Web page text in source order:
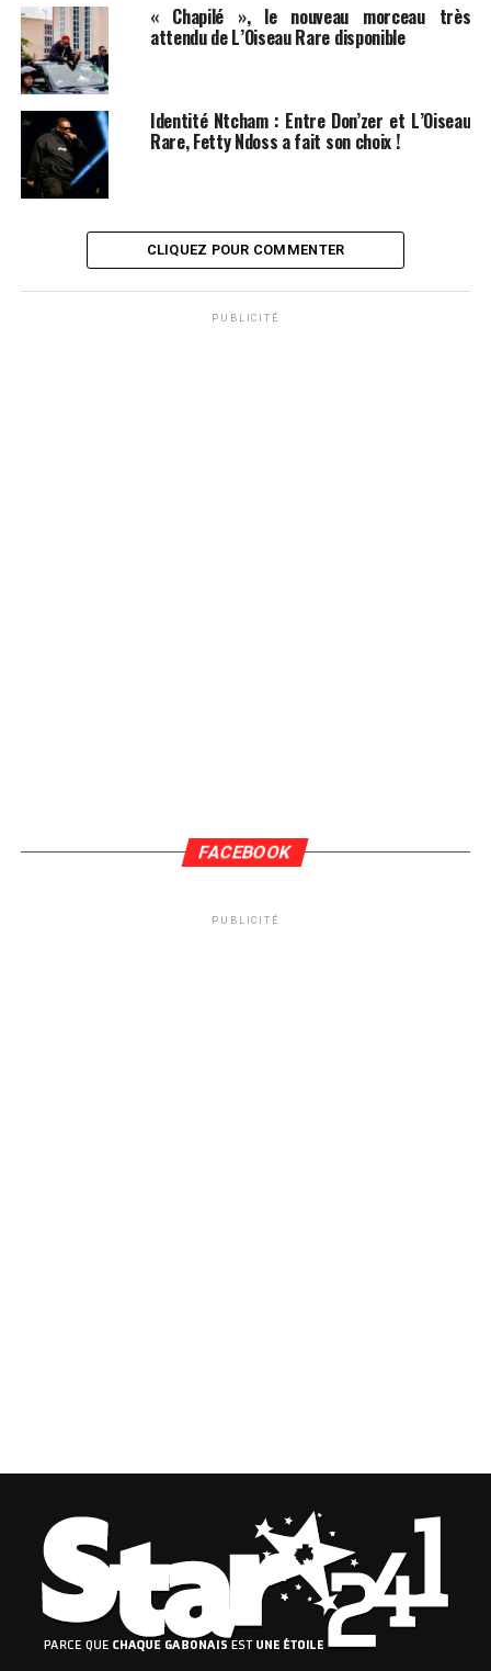
« Chapilé », le nouveau morceau très
attendu de L’Oiseau Rare disponible
Identité Ntcham : Entre Don’zer et L’Oiseau
Rare, Fetty Ndoss a fait son choix !
CLIQUEZ POUR COMMENTER
PUBLICITÉ
FACEBOOK
PUBLICITÉ